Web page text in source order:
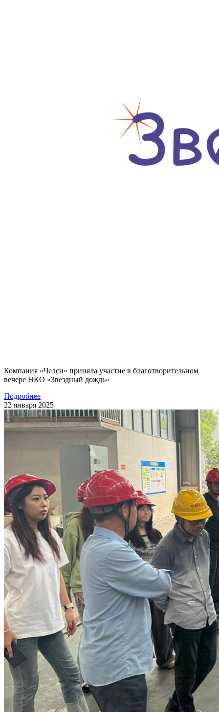
Компания «Челси» приняла участие в благотворительном
вечере НКО «Звездный дождь»
Подробнее
22 января 2025